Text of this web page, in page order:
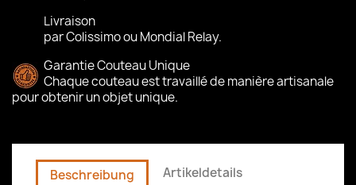
Livraison
par Colissimo ou Mondial Relay.
Garantie Couteau Unique
Chaque couteau est travaillé de manière artisanale
pour obtenir un objet unique.
Beschreibung Artikeldetails